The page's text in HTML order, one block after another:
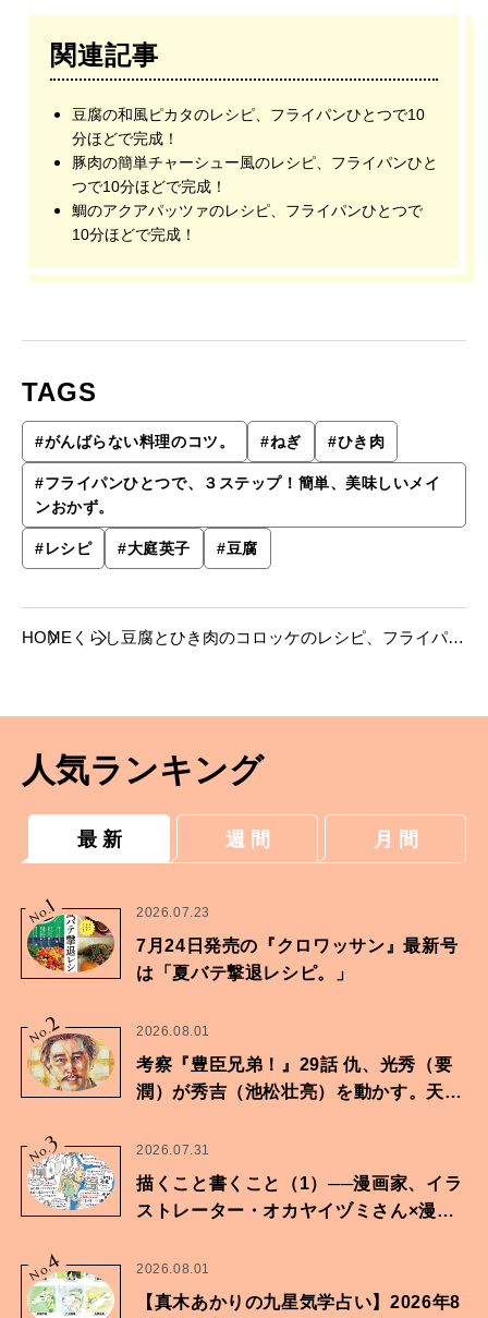
関連記事
豆腐の和風ピカタのレシピ、フライパンひとつで10
分ほどで完成！
豚肉の簡単チャーシュー風のレシピ、フライパンひと
つで10分ほどで完成！
鯛のアクアパッツァのレシピ、フライパンひとつで
10分ほどで完成！
TAGS
#がんばらない料理のコツ。 #ねぎ #ひき肉
#フライパンひとつで、３ステップ！簡単、美味しいメイ
ンおかず。
#レシピ #大庭英子 #豆腐
HOME くらし豆腐とひき肉のコロッケのレシピ、フライパン
人気ランキング
最 新 週 間 月 間
No.
1 2026.07.23
7月24日発売の『クロワッサン』最新号
は「夏バテ撃退レシピ。」
No.2 2026.08.01
考察『豊臣兄弟！』29話 仇、光秀（要
潤）が秀吉（池松壮亮）を動かす。天下
No.
3 2026.07.31
描くこと書くこと（1）──漫画家、イラ
ストレーター・オカヤイヅミさん×漫画
No.
4 2026.08.01
【真木あかりの九星気学占い】2026年8